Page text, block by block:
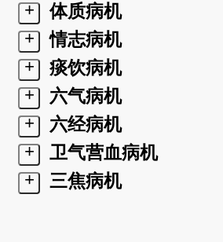
+
体质病机
+
情志病机
+
痰饮病机
+
六气病机
+
六经病机
+
卫气营血病机
+
三焦病机